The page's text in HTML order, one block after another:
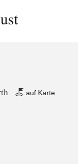
auf Karte